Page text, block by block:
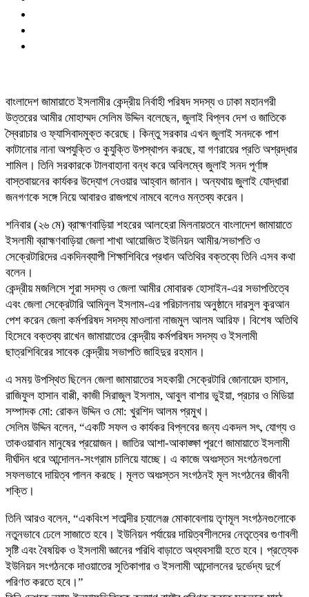
বাংলাদেশ জামায়াতে ইসলামীর কেন্দ্রীয় নির্বাহী পরিষদ সদস্য ও ঢাকা মহানগরী
উত্তরের আমীর মোহাম্মদ সেলিম উদ্দিন বলেছেন, জুলাই বিপ্লব দেশ ও জাতিকে
স্বৈরাচার ও ফ্যাসিবাদমুক্ত করেছে। কিন্তু সরকার এখন জুলাই সনদকে পাশ
কাটানোর নানা অপযুক্তি ও কুযুক্তি উপস্থাপন করছে, যা গণরায়ের প্রতি অশ্রদ্ধার
শামিল। তিনি সরকারকে টালবাহানা বন্ধ করে অবিলম্বে জুলাই সনদ পূর্ণাঙ্গ
বাস্তবায়নের কার্যকর উদ্যোগ নেওয়ার আহ্বান জানান। অন্যথায় জুলাই যোদ্ধারা
জনগণকে সঙ্গে নিয়ে আবারও রাজপথে নামবে বলেও মন্তব্য করেন।
শনিবার (২৬ মে) ব্রাহ্মণবাড়িয়া শহরের আলহেরা মিলনায়তনে বাংলাদেশ জামায়াতে
ইসলামী ব্রাহ্মণবাড়িয়া জেলা শাখা আয়োজিত ইউনিয়ন আমীর/সভাপতি ও
সেক্রেটারিদের একদিনব্যাপী শিক্ষাশিবিরে প্রধান অতিথির বক্তব্যে তিনি এসব কথা
বলেন।
কেন্দ্রীয় মজলিসে শূরা সদস্য ও জেলা আমীর মোবারক হোসাইন-এর সভাপতিত্বে
এবং জেলা সেক্রেটারি আমিনুল ইসলাম-এর পরিচালনায় অনুষ্ঠানে দারসুল কুরআন
পেশ করেন জেলা কর্মপরিষদ সদস্য মাওলানা নাজমুল আলম আরিফ। বিশেষ অতিথি
হিসেবে বক্তব্য রাখেন জামায়াতের কেন্দ্রীয় কর্মপরিষদ সদস্য ও ইসলামী
ছাত্রশিবিরের সাবেক কেন্দ্রীয় সভাপতি জাহিদুর রহমান।
এ সময় উপস্থিত ছিলেন জেলা জামায়াতের সহকারী সেক্রেটারি জোনায়েদ হাসান,
রাজিফুল হাসান বাপ্পী, কাজী সিরাজুল ইসলাম, আবুল বাশার ভুইয়া, প্রচার ও মিডিয়া
সম্পাদক মো: রোকন উদ্দিন ও মো: খুরশিদ আলম প্রমুখ।
সেলিম উদ্দিন বলেন, “একটি সফল ও কার্যকর বিপ্লবের জন্য একদল সৎ, যোগ্য ও
তাকওয়াবান মানুষের প্রয়োজন। জাতির আশা-আকাঙ্ক্ষা পূরণে জামায়াতে ইসলামী
দীর্ঘদিন ধরে আন্দোলন-সংগ্রাম চালিয়ে যাচ্ছে। এ কাজে অধঃস্তন সংগঠনগুলো
সফলভাবে দায়িত্ব পালন করছে। মূলত অধঃস্তন সংগঠনই মূল সংগঠনের জীবনী
শক্তি।
তিনি আরও বলেন, “একবিংশ শতাব্দীর চ্যালেঞ্জ মোকাবেলায় তৃণমূল সংগঠনগুলোকে
নতুনভাবে ঢেলে সাজাতে হবে। ইউনিয়ন পর্যায়ের দায়িত্বশীলদের নেতৃত্বের গুণাবলী
সৃষ্টি এবং বৈষয়িক ও ইসলামী জ্ঞানের পরিধি বাড়াতে অধ্যবসায়ী হতে হবে। প্রত্যেক
ইউনিয়ন সংগঠনকে দাওয়াতের সূতিকাগার ও ইসলামী আন্দোলনের দুর্ভেদ্য দুর্গে
পরিণত করতে হবে।”